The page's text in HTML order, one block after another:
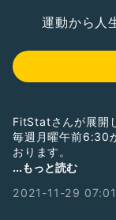
運動から人
FitStatさんが展開
毎週月曜午前6:30
おります。
１日の生産性を高
...もっと読む
2021-11-29